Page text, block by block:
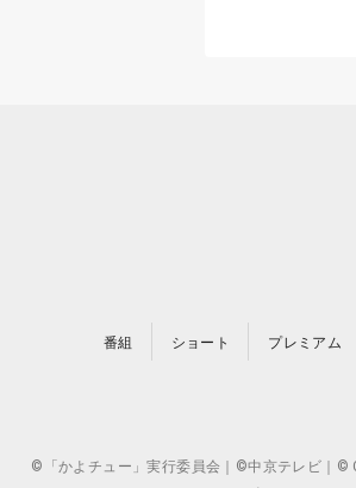
番組 ショート プレミアム
©「かよチュー」実行委員会｜©中京テレビ｜©